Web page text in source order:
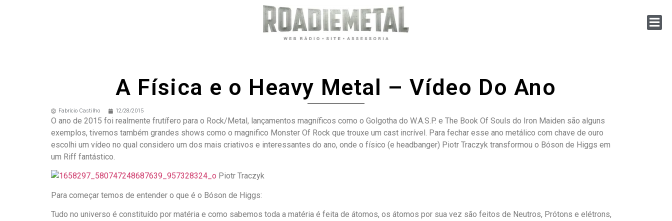
A Física e o Heavy Metal – Vídeo Do Ano
Fabrício Castilho 12/28/2015
O ano de 2015 foi realmente frutífero para o Rock/Metal, lançamentos magníficos como o Golgotha do W.A.S.P. e The Book Of Souls do Iron Maiden são alguns
exemplos, tivemos também grandes shows como o magnifico Monster Of Rock que trouxe um cast incrível. Para fechar esse ano metálico com chave de ouro
escolhi um vídeo no qual considero um dos mais criativos e interessantes do ano, onde o físico (e headbanger) Piotr Traczyk transformou o Bóson de Higgs em
um Riff fantástico.
Piotr Traczyk
Para começar temos de entender o que é o Bóson de Higgs:
Tudo no universo é constituído por matéria e como sabemos toda a matéria é feita de átomos, os átomos por sua vez são feitos de Neutros, Prótons e elétrons,